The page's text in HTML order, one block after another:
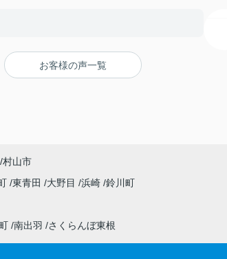
お客様の声一覧
村山市
東青田 大野目 浜崎 鈴川町
南出羽 さくらんぼ東根